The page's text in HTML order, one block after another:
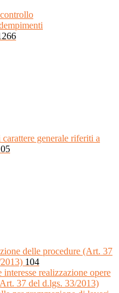
generale riferiti a
delle procedure (Art. 37
104
realizzazione opere
37 del d.lgs. 33/2013)